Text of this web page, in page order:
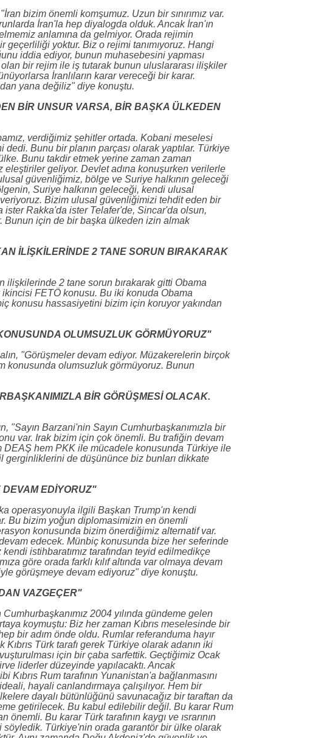
bizim önemli komşumuz. Uzun bir sınırımız var.
İran'la hep diyalogda olduk. Ancak İran'ın
anlamına da gelmiyor. Orada rejimin
geçerliliği yoktur. Biz o rejimi tanımıyoruz. Hangi
iddia ediyor, bunun muhasebesini yapması
bir rejim ile iş tutarak bunun uluslararası ilişkiler
İranlıların karar vereceği bir karar.
yana değiliz" diye konuştu.
BİR UNSUR VARSA, BİR BAŞKA ÜLKEDEN
verdiğimiz şehitler ortada. Kobani meselesi
Bunu bir planın parçası olarak yaptılar. Türkiye
Bunu takdir etmek yerine zaman zaman
eleştiriler geliyor. Devlet adına konuşurken verilerle
güvenliğimiz, bölge ve Suriye halkının geleceği
Suriye halkının geleceği, kendi ulusal
Bizim ulusal güvenliğimizi tehdit eden bir
Rakka'da ister Telafer'de, Sincar'da olsun,
Bunun için de bir başka ülkeden izin almak
İLİŞKİLERİNDE 2 TANE SORUN BIRAKARAK
ilişkilerinde 2 tane sorun bırakarak gitti Obama
FETÖ konusu. Bu iki konuda Obama
konusu hassasiyetini bizim için koruyor yakından
OLUMSUZLUK GÖRMÜYORUZ"
"Görüşmeler devam ediyor. Müzakerelerin birçok
konusunda olumsuzluk görmüyoruz. Bunun
BİR GÖRÜŞMESİ OLACAK.
"Sayın Barzani'nin Sayın Cumhurbaşkanımızla bir
var. Irak bizim için çok önemli. Bu trafiğin devam
hem PKK ile mücadele konusunda Türkiye ile
gerginliklerini de düşününce biz bunları dikkate
DEVAM EDİYORUZ"
operasyonuyla ilgili Başkan Trump'ın kendi
Bu bizim yoğun diplomasimizin en önemli
konusunda bizim önerdiğimiz alternatif var.
edecek. Münbiç konusunda bize her seferinde
istihbaratımız tarafından teyid edilmedikçe
göre orada farklı kılıf altında var olmaya devam
görüşmeye devam ediyoruz" diye konuştu.
VAZGEÇER"
2004 yılında gündeme gelen
koymuştu: Biz her zaman Kıbrıs meselesinde bir
bir adım önde oldu. Rumlar referanduma hayır
Türk tarafı gerek Türkiye olarak adanın iki
için bir çaba sarfettik. Geçtiğimiz Ocak
liderler düzeyinde yapılacaktı. Ancak
Rum tarafının Yunanistan'a bağlanmasını
hayali canlandırmaya çalışılıyor. Hem bir
dayalı bütünlüğünü savunacağız bir taraftan da
getirilecek. Bu kabul edilebilir değil. Bu karar Rum
önemli. Bu karar Türk tarafının kaygı ve ısrarının
söyledik. Türkiye'nin orada garantör bir ülke olarak